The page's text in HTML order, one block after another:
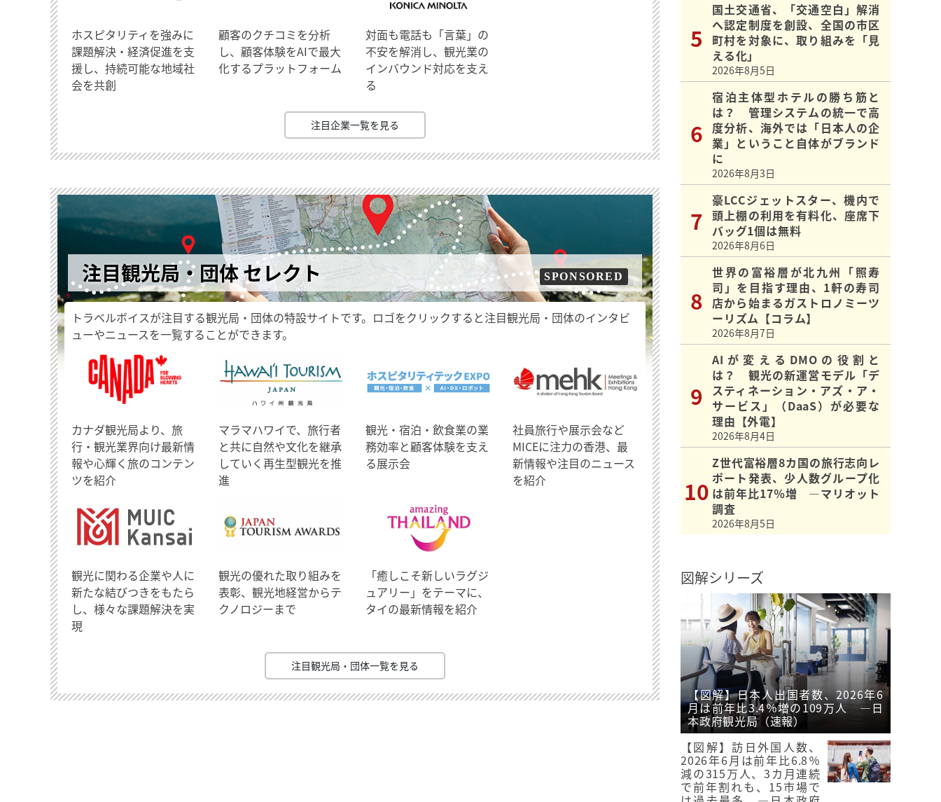
ホスピタリティを強みに
課題解決・経済促進を支
援し、持続可能な地域社
会を共創
顧客のクチコミを分析
し、顧客体験をAIで最大
化するプラットフォーム
対面も電話も「言葉」の
不安を解消し、観光業の
インバウンド対応を支え
る
注目企業一覧を見る
注目観光局・団体 セレクト SPONSORED
トラベルボイスが注目する観光局・団体の特設サイトです。ロゴをクリックすると注目観光局・団体のインタビ
ューやニュースを一覧することができます。
​カナダ観光局より、旅
行・観光業界向け最新情
報や心輝く旅のコンテン
ツを紹介
マラマハワイで、旅行者
と共に自然や文化を継承
していく再生型観光を推
進
観光・宿泊・飲食業の業
務効率と顧客体験を支え
る展示会
社員旅行や展示会など
MICEに注力の香港、最
新情報や注目のニュース
を紹介
観光に関わる企業や人に
新たな結びつきをもたら
し、様々な課題解決を実
現
観光の優れた取り組みを
表彰、観光地経営からテ
クノロジーまで
「癒しこそ新しいラグジ
ュアリー」をテーマに、
タイの最新情報を紹介
注目観光局・団体一覧を見る
国土交通省、「交通空白」解消
へ認定制度を創設、全国の市区
町村を対象に、取り組みを「見
える化」
2026年8月5日
宿泊主体型ホテルの勝ち筋と
は？ 管理システムの統一で高
度分析、海外では「日本人の企
業」ということ自体がブランド
に
2026年8月3日
豪LCCジェットスター、機内で
頭上棚の利用を有料化、座席下
バッグ1個は無料
2026年8月6日
世界の富裕層が北九州「照寿
司」を目指す理由、1軒の寿司
店から始まるガストロノミーツ
ーリズム【コラム】
2026年8月7日
AIが変えるDMOの役割と
は？ 観光の新運営モデル「デ
スティネーション・アズ・ア・
サービス」（DaaS）が必要な
理由【外電】
2026年8月4日
Z世代富裕層8カ国の旅行志向レ
ポート発表、少人数グループ化
は前年比17％増 ―マリオット
調査
2026年8月5日
図解シリーズ
【図解】日本人出国者数、2026年6
月は前年比3.4％増の109万人 ―日
本政府観光局（速報）
【図解】訪日外国人数、
2026年6月は前年比6.8％
減の315万人、3カ月連続
で前年割れも、15市場で